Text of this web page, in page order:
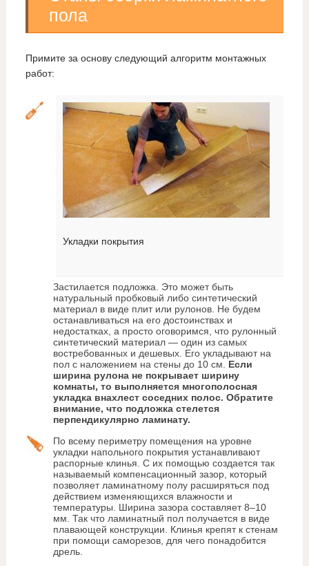
пола
Примите за основу следующий алгоритм монтажных
работ:
Укладки покрытия
Застилается подложка. Это может быть
натуральный пробковый либо синтетический
материал в виде плит или рулонов. Не будем
останавливаться на его достоинствах и
недостатках, а просто оговоримся, что рулонный
синтетический материал — один из самых
востребованных и дешевых. Его укладывают на
пол с наложением на стены до 10 см. Если
ширина рулона не покрывает ширину
комнаты, то выполняется многополосная
укладка внахлест соседних полос. Обратите
внимание, что подложка стелется
перпендикулярно ламинату.
По всему периметру помещения на уровне
укладки напольного покрытия устанавливают
распорные клинья. С их помощью создается так
называемый компенсационный зазор, который
позволяет ламинатному полу расширяться под
действием изменяющихся влажности и
температуры. Ширина зазора составляет 8–10
мм. Так что ламинатный пол получается в виде
плавающей конструкции. Клинья крепят к стенам
при помощи саморезов, для чего понадобится
дрель.